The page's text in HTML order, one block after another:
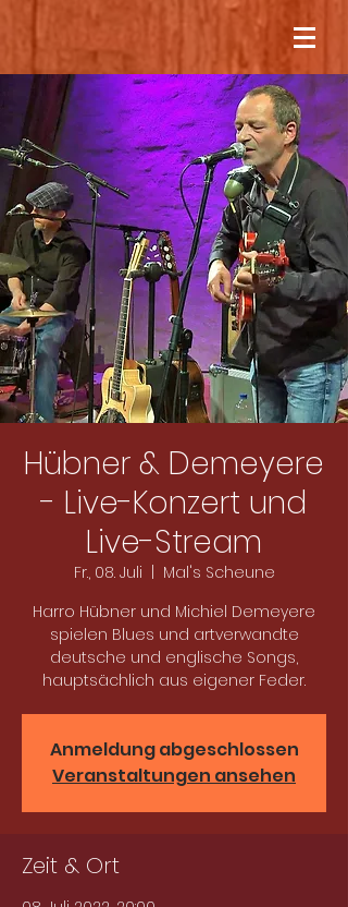
Hübner & Demeyere
- Live-Konzert und
Live-Stream
Fr., 08. Juli
Mal's Scheune
Harro Hübner und Michiel Demeyere
spielen Blues und artverwandte
deutsche und englische Songs,
hauptsächlich aus eigener Feder.
Anmeldung abgeschlossen
Veranstaltungen ansehen
Zeit & Ort